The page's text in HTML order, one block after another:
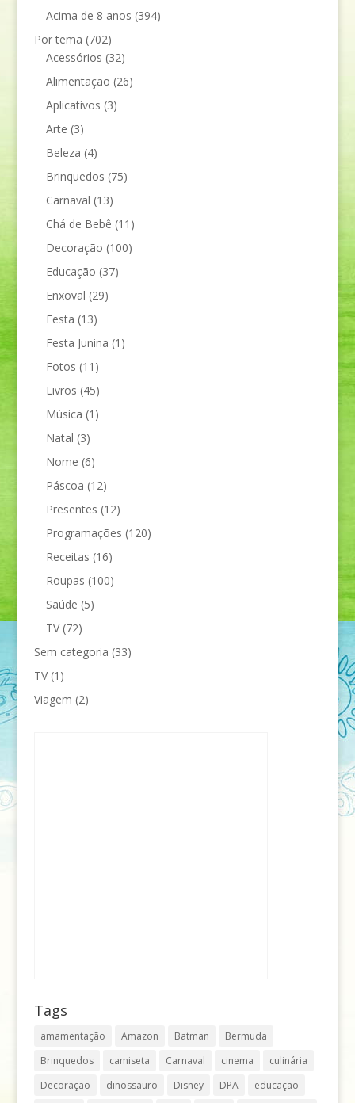
Acima de 8 anos (394)
Por tema (702)
Acessórios (32)
Alimentação (26)
Aplicativos (3)
Arte (3)
Beleza (4)
Brinquedos (75)
Carnaval (13)
Chá de Bebê (11)
Decoração (100)
Educação (37)
Enxoval (29)
Festa (13)
Festa Junina (1)
Fotos (11)
Livros (45)
Música (1)
Natal (3)
Nome (6)
Páscoa (12)
Presentes (12)
Programações (120)
Receitas (16)
Roupas (100)
Saúde (5)
TV(72)
Sem categoria (33)
TV(1)
Viagem (2)
Tags
amamentação Amazon Batman
Bermuda
Brinquedos
camiseta Carnaval cinema
culinária
Decoração
dinossauro Disney DPA
educação